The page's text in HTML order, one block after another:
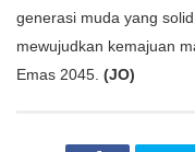
generasi muda yang
mewujudkan kemajuan
Emas 2045. (JO)